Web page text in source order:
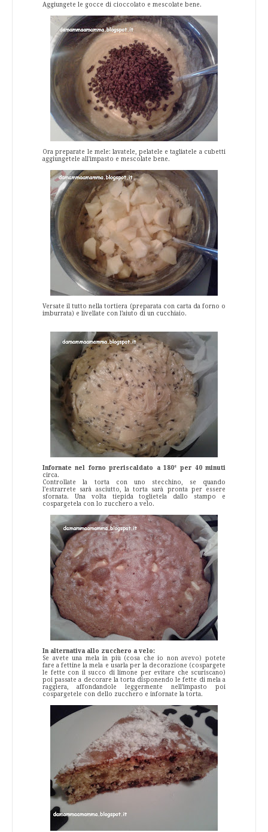
Aggiungete le gocce di cioccolato e mescolate bene.
Ora preparate le mele: lavatele, pelatele e tagliatele a cubetti
aggiungetele all'impasto e mescolate bene.
Versate il tutto nella tortiera (preparata con carta da forno o
imburrata) e livellate con l’aiuto di un cucchiaio.
Infornate nel forno preriscaldato a 180° per 40 minuti
circa.
Controllate la torta con uno stecchino, se quando
l’estrarrete sarà asciutto, la torta sarà pronta per essere
sfornata. Una volta tiepida toglietela dallo stampo e
cospargetela con lo zucchero a velo.
In alternativa allo zucchero a velo:
Se avete una mela in più (cosa che io non avevo) potete
fare a fettine la mela e usarla per la decorazione (cospargete
le fette con il succo di limone per evitare che scuriscano)
poi passate a decorare la torta disponendo le fette di mela a
raggiera, affondandole leggermente nell’impasto poi
cospargetele con dello zucchero e infornate la torta.